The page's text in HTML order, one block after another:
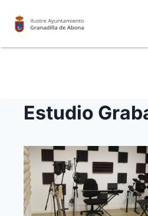
Estudio